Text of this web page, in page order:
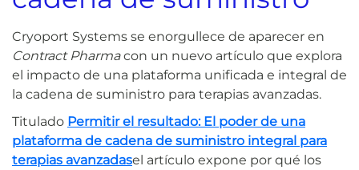
Cryoport Systems se enorgullece de aparecer en
Contract Pharmacon un nuevo artículo que explora
el impacto de una plataforma unificada e integral de
la cadena de suministro para terapias avanzadas.
Titulado Permitir el resultado: El poder de una
plataforma de cadena de suministro integral para
terapias avanzadasel artículo expone por qué los